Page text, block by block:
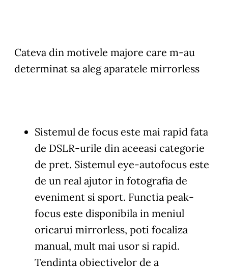
Cateva din motivele majore care m-au
determinat sa aleg aparatele mirrorless
Sistemul de focus este mai rapid fata
de DSLR-urile din aceeasi categorie
de pret. Sistemul eye-autofocus este
de un real ajutor in fotografia de
eveniment si sport. Functia peak-
focus este disponibila in meniul
oricarui mirrorless, poti focaliza
manual, mult mai usor si rapid.
Tendinta obiectivelor de a